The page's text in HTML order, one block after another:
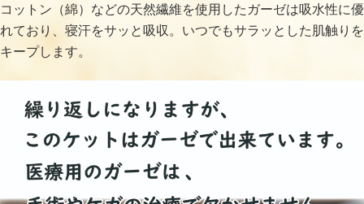
コットン（綿）などの天然繊維を使用したガーゼは吸水性に優
れており、寝汗をサッと吸収。いつでもサラッとした肌触りを
キープします。